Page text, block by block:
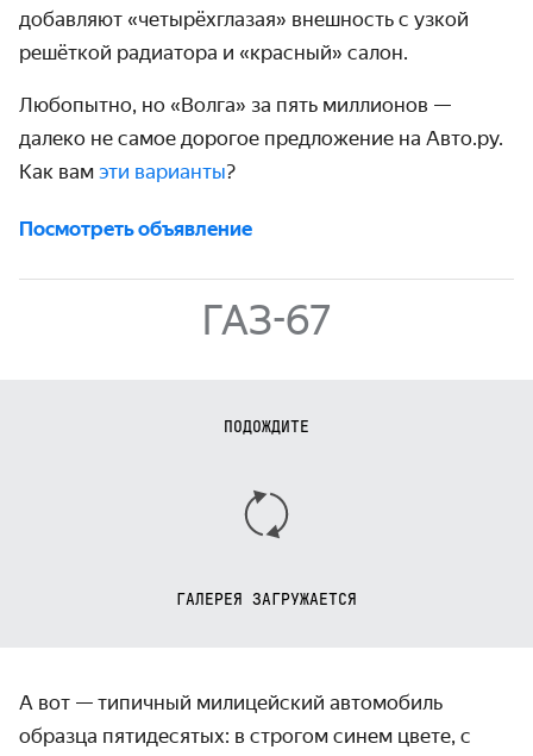
добавляют «четырёхглазая» внешность с узкой
решёткой радиатора и «красный» салон.
Любопытно, но «Волга» за пять миллионов —
далеко не самое дорогое предложение на Авто.ру.
Как вам эти варианты?
Посмотреть объявление
ГАЗ-67
ПОДОЖДИТЕ
ГАЛЕРЕЯ ЗАГРУЖАЕТСЯ
А вот — типичный милицейский автомобиль
образца пятидесятых: в строгом синем цвете, с